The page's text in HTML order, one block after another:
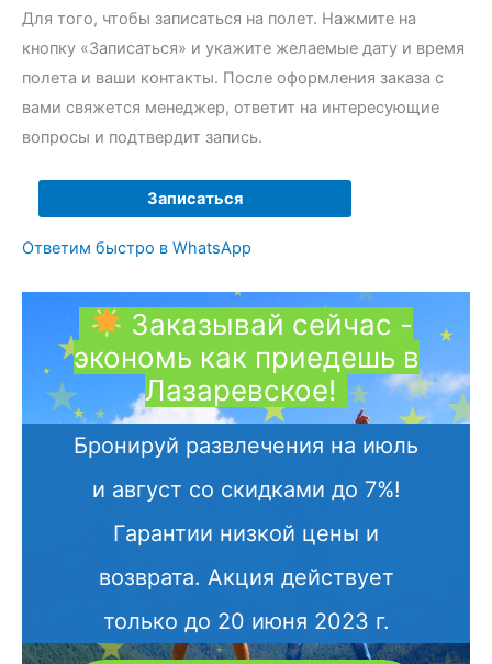
Для того, чтобы записаться на полет. Нажмите на
кнопку «Записаться» и укажите желаемые дату и время
полета и ваши контакты. После оформления заказа с
вами свяжется менеджер, ответит на интересующие
вопросы и подтвердит запись.
href="#"
class="wame_open">via
Парасейлинг
человека)
Записаться
Ответим быстро в WhatsApp
Заказывай сейчас -
экономь как приедешь в
Лазаревское!
Бронируй развлечения на июль
и август со скидками до 7%!
Гарантии низкой цены и
возврата. Акция действует
только до 20 июня 2023 г.